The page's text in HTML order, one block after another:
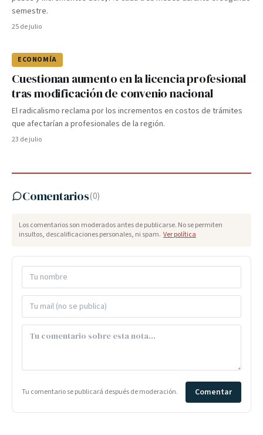
semestre.
25 de julio
ECONOMÍA
Cuestionan aumento en la licencia profesional
tras modificación de convenio nacional
El radicalismo reclama por los incrementos en costos de trámites
que afectarían a profesionales de la región.
23 de julio
Comentarios(0)
Los comentarios son moderados antes de publicarse. No se permiten
insultos, descalificaciones personales, ni spam. Ver política
Tu comentario se publicará después de moderación. Comentar